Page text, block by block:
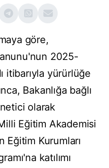
göre,
2025-
itibarıyla yürürlüğe
Bakanlığa bağlı
olarak
Eğitim Akademisi
Eğitim Kurumları
katılımı